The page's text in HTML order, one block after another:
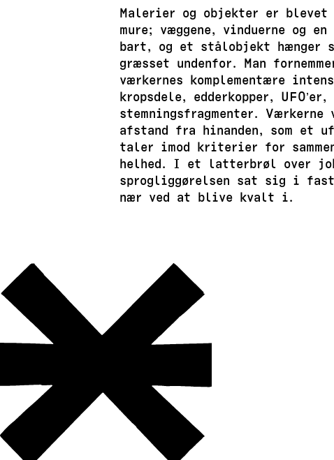
Malerier og objekter er
mure; væggene, vinduerne og
bart, og et stålobjekt hænger
græsset undenfor. Man
værkernes komplementære
kropsdele, edderkopper,
stemningsfragmenter.
afstand fra hinanden, som et
taler imod kriterier for
helhed. I et latterbrøl over
sprogliggørelsen sat sig i
nær ved at blive kvalt i.